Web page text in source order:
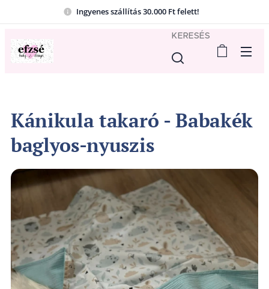
Ingyenes szállítás 30.000 Ft felett!
KERESÉS
Kánikula takaró - Babakék
baglyos-nyuszis